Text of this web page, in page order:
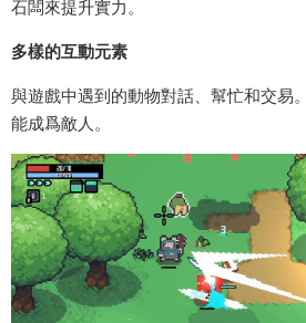
石闆來提升實力。
多樣的互動元素
與遊戲中遇到的動物對話、幫忙和交易
能成爲敵人。